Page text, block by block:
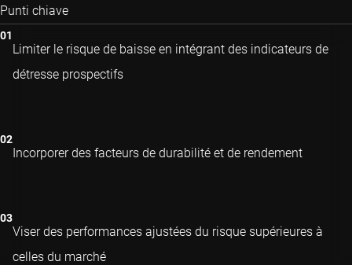
Punti chiave
Limiter le risque de baisse en intégrant des indicateurs de
détresse prospectifs
Incorporer des facteurs de durabilité et de rendement
Viser des performances ajustées du risque supérieures à
celles du marché